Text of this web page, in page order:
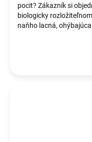
pocit? Zákazník si
biologicky
naňho lacná,